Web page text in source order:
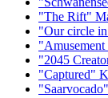
"The Rift"
"Our circle
"2045
"Captured"